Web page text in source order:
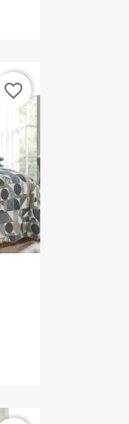
favorite_border